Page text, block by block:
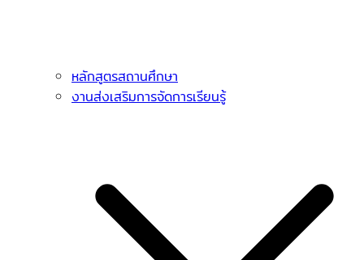
หลักสูตรสถานศึกษา
งานส่งเสริมการจัดการเรียนรู้